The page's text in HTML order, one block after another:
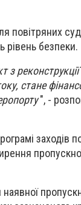
повітряних
рівень безпеки.
стане
", -
заходів